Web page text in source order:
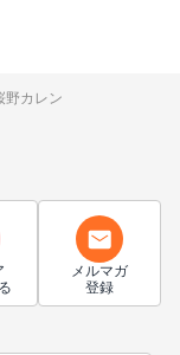
野カレン
メルマガ
登録